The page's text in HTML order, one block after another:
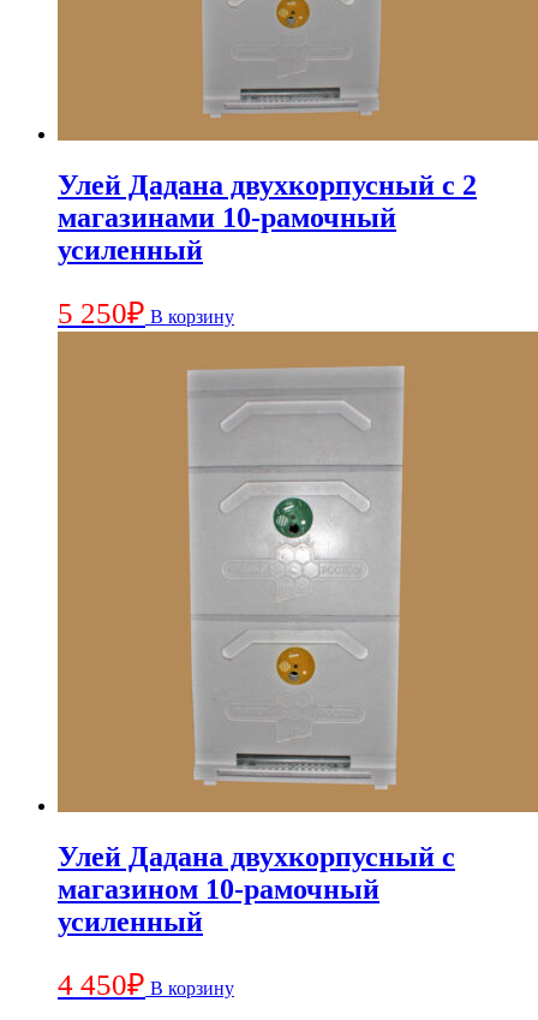
Улей Дадана двухкорпусный с 2
магазинами 10-рамочный
усиленный
5 250₽ В корзину
Улей Дадана двухкорпусный с
магазином 10-рамочный
усиленный
4 450₽ В корзину